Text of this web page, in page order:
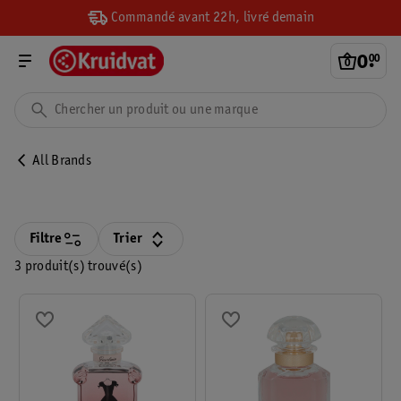
Commandé avant 22h, livré demain
0.
00
All Brands
3 produit(s) trouvé(s)
Filtre Trier